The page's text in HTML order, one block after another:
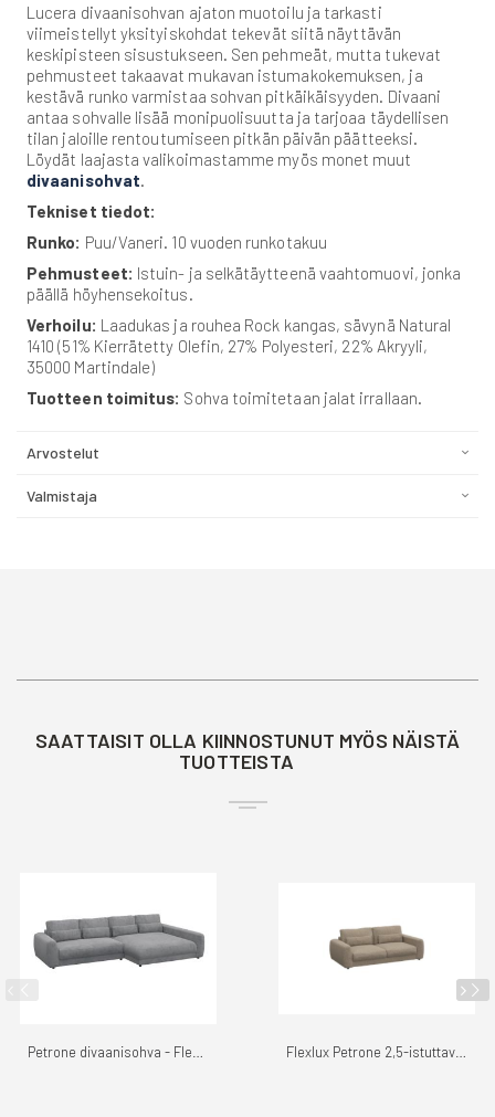
Lucera divaanisohvan ajaton muotoilu ja tarkasti
viimeistellyt yksityiskohdat tekevät siitä näyttävän
keskipisteen sisustukseen. Sen pehmeät, mutta tukevat
pehmusteet takaavat mukavan istumakokemuksen, ja
kestävä runko varmistaa sohvan pitkäikäisyyden. Divaani
antaa sohvalle lisää monipuolisuutta ja tarjoaa täydellisen
tilan jaloille rentoutumiseen pitkän päivän päätteeksi.
Löydät laajasta valikoimastamme myös monet muut
divaanisohvat.
Tekniset tiedot:
Runko: Puu/Vaneri. 10 vuoden runkotakuu
Pehmusteet: Istuin- ja selkätäytteenä vaahtomuovi, jonka
päällä höyhensekoitus.
Verhoilu: Laadukas ja rouhea Rock kangas, sävynä Natural
1410 (51% Kierrätetty Olefin, 27% Polyesteri, 22% Akryyli,
35000 Martindale)
Tuotteen toimitus: Sohva toimitetaan jalat irrallaan.
Arvostelut
Valmistaja
SAATTAISIT OLLA KIINNOSTUNUT MYÖS NÄISTÄ
TUOTTEISTA